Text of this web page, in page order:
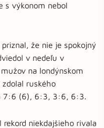
s výkonom nebol
že nie je spokojný
v nedeľu v
na londýnskom
ruského
7:6 (6), 6:3, 3:6, 6:3.
rekord niekdajšieho rivala